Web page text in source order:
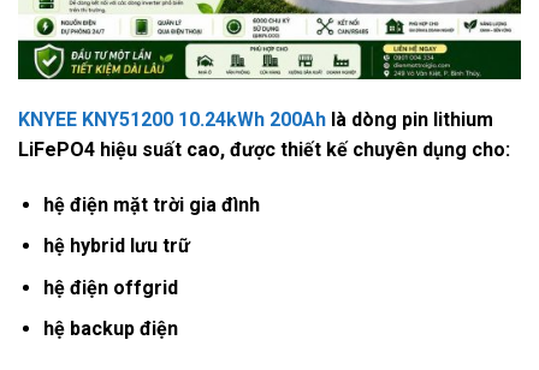
KNYEE KNY51200 10.24kWh 200Ah là dòng pin lithium
LiFePO4 hiệu suất cao, được thiết kế chuyên dụng cho:
hệ điện mặt trời gia đình
hệ hybrid lưu trữ
hệ điện offgrid
hệ backup điện